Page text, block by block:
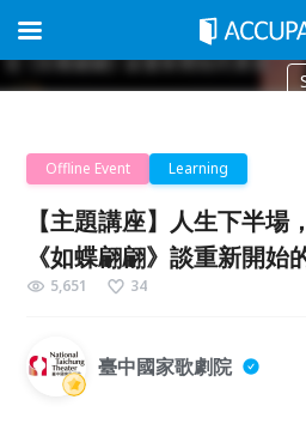
Offline Event Learning
【主題講座】人生下半場
《如蝶翩翩》談重新開始
5,651 34
臺中國家歌劇院